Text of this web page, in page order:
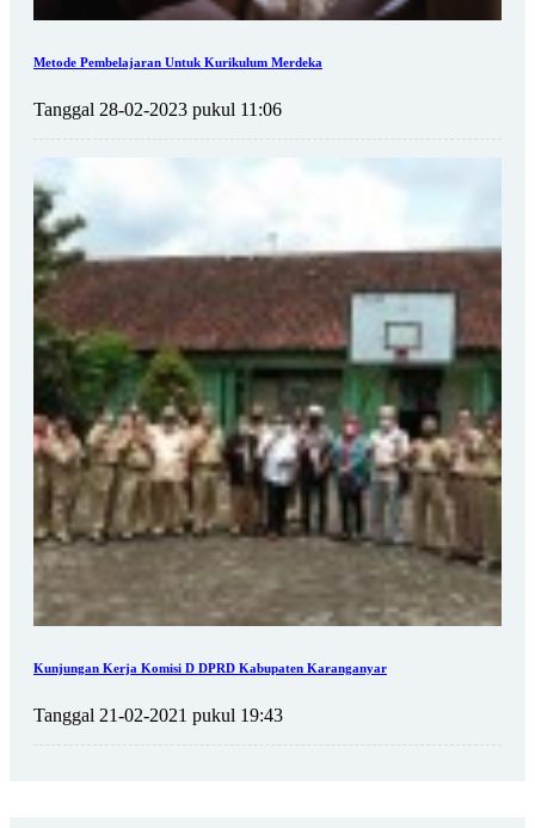
Metode Pembelajaran Untuk Kurikulum Merdeka
Tanggal 28-02-2023 pukul 11:06
Kunjungan Kerja Komisi D DPRD Kabupaten Karanganyar
Tanggal 21-02-2021 pukul 19:43